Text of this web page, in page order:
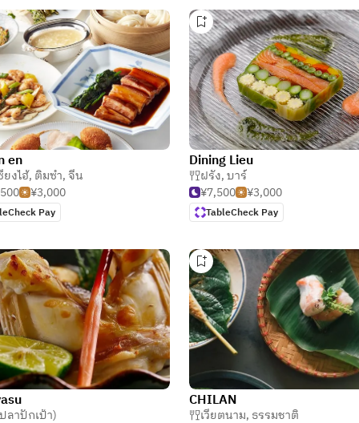
en
ยงไฮ้, ติ่มซำ, จีน
¥3,000
Pay
Dining Lieu
ฝรั่ง, บาร์
¥7,500
¥3,000
TableCheck Pay
ลาปักเป้า)
CHILAN
เวียตนาม, ธรรมชาติ